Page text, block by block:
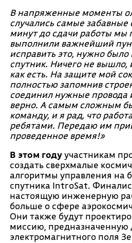
В напряженные моменты
случались самые забавные
минут до сдачи работы мы
выполнили важнейший
исправить это, нужно было
спутник. Ничего не вышло,
как есть. На защите мой
полностью запомнив
соединил нужные провода
верно. А самым сложным
команду, и я рад, что
ребятами. Передаю им
проведенное время!»
В этом годуучастникам
создать сверхмалые
алгоритмы управления на
спутника IntroSat.
настоящую инженерную
больше о сфере
Они также будут
миссию, предназначенную
электромагнитного поля